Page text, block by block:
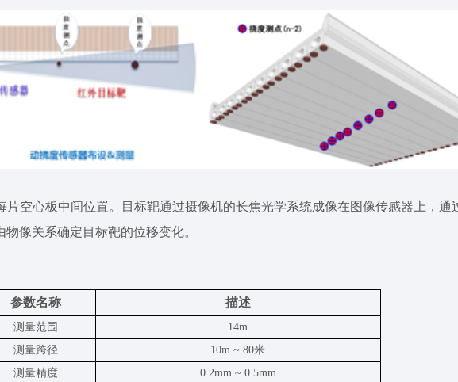
片空心板中间位置。目标靶通过摄像机的长焦光学系统成像在图像传感器上，
像关系确定目标靶的位移变化。
参数名称 描述
测量范围
14m
测量跨径
10m ~ 80米
测量精度
0.2mm ~ 0.5mm